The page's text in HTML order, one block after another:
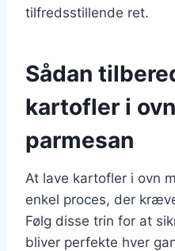
tilfredsstillende ret.
Sådan
kartofler i
parmesan
At lave kartofler i ovn
enkel proces, der
Følg disse trin for at
bliver perfekte hver